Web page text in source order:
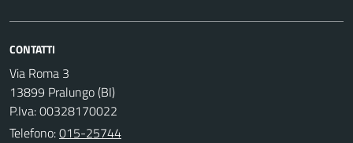
CONTATTI
Via Roma 3
13899 Pralungo (BI)
P.Iva: 00328170022
Telefono:015-25744